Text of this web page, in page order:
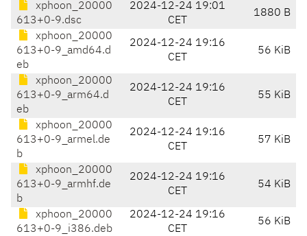
xphoon_20000
613+0-9.dsc
2024-12-24 19:01
CET
1880 B
xphoon_20000
613+0-9_amd64.d
eb
2024-12-24 19:16
CET
56 KiB
xphoon_20000
613+0-9_arm64.d
eb
2024-12-24 19:16
CET
55 KiB
xphoon_20000
613+0-9_armel.de
b
2024-12-24 19:16
CET
57 KiB
xphoon_20000
613+0-9_armhf.de
b
2024-12-24 19:16
CET
54 KiB
xphoon_20000
613+0-9_i386.deb
2024-12-24 19:16
CET
56 KiB